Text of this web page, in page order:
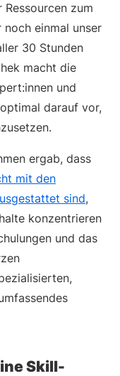
zum
noch einmal unser
30 Stunden
macht die
und
darauf vor,
ergab, dass
mit den
sind,
konzentrieren
und das
Skill-